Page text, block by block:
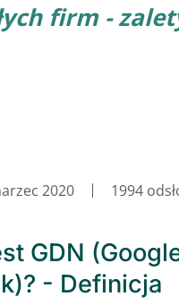
firm -
2020 1994
GDN
- Definicja